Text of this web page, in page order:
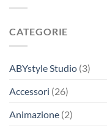
CATEGORIE
ABYstyle Studio (3)
Accessori (26)
Animazione (2)